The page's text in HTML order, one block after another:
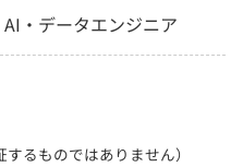
・データエンジニア
るものではありません）